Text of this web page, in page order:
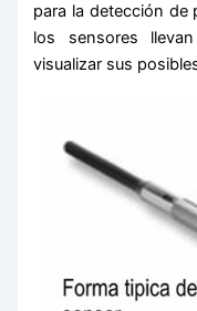
para la detección de
los sensores
visualizar sus